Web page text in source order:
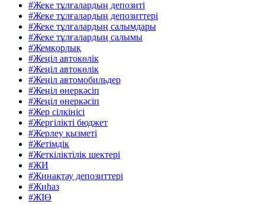
#Жеке тұлғалардың депозиті
#Жеке тұлғалардың депозиттері
#Жеке тұлғалардың салымдары
#Жеке тұлғалардың салымы
#Жемқорлық
#Жеңіл автокөлік
#Жеңіл автокөлік
#Жеңіл автомобильдер
#Жеңіл өнеркәсіп
#Жеңіл өнеркәсіп
#Жер сілкінісі
#Жергілікті бюджет
#Жерлеу қызметі
#Жетімдік
#Жеткіліктілік шектері
#ЖИ
#Жинақтау депозиттері
#Жиһаз
#ЖІӨ